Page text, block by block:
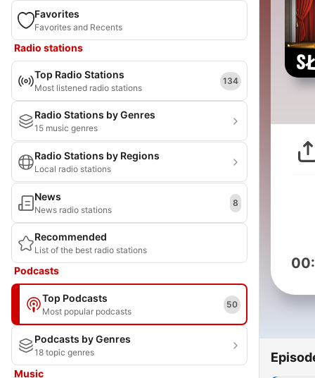
Favorites
Favorites and Recents
Radio stations
Top Radio Stations
Most listened radio stations
134
Radio Stations by Genres
15 music genres
Radio Stations by Regions
Local radio stations
News
News radio stations
8
Recommended
List of the best radio stations
Podcasts
Top Podcasts
Most popular podcasts
50
Podcasts by Genres
18 topic genres
Music